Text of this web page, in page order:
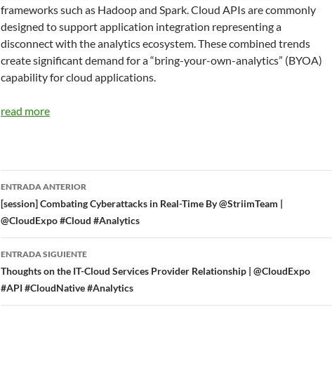
frameworks such as Hadoop and Spark. Cloud APIs are commonly
designed to support application integration representing a
disconnect with the analytics ecosystem. These combined trends
create significant demand for a “bring-your-own-analytics” (BYOA)
capability for cloud applications.
read more
Navegador
de
entradas
ENTRADA ANTERIOR
[session] Combating Cyberattacks in Real-Time By @StriimTeam |
@CloudExpo #Cloud #Analytics
ENTRADA SIGUIENTE
Thoughts on the IT-Cloud Services Provider Relationship | @CloudExpo
#API #CloudNative #Analytics